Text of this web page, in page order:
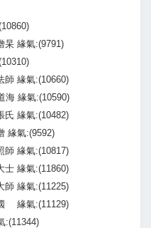
杲 緣氣:(9791)
師 緣氣:(10660)
海 緣氣:(10590)
氏 緣氣:(10482)
緣氣:(9592)
師 緣氣:(10817)
士 緣氣:(11860)
師 緣氣:(11225)
緣氣:(11129)
:(11344)